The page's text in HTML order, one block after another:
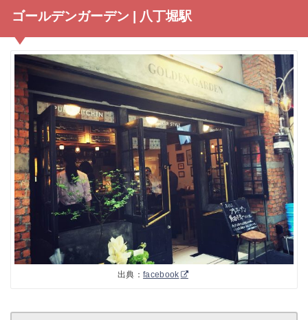
ゴールデンガーデン | 八丁堀駅
出典：facebook